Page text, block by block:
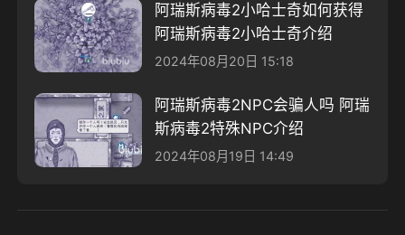
阿瑞斯病毒2小哈士奇如何获得
阿瑞斯病毒2小哈士奇介绍
2024年08月20日 15:18
阿瑞斯病毒2NPC会骗人吗 阿瑞
斯病毒2特殊NPC介绍
2024年08月19日 14:49